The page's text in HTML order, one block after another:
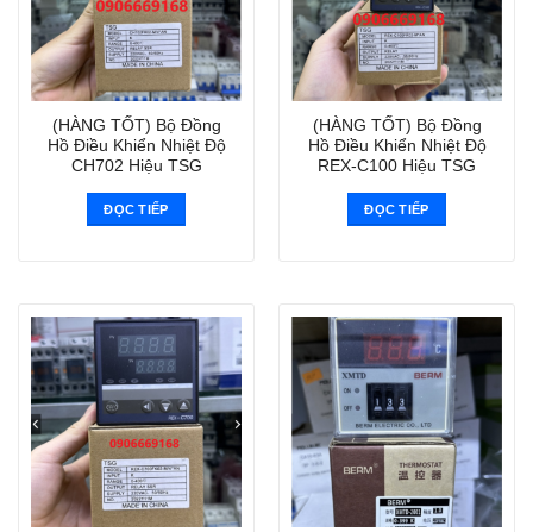
(HÀNG TỐT) Bộ Đồng
Hồ Điều Khiển Nhiệt Độ
CH702 Hiệu TSG
ĐỌC TIẾP
(HÀNG TỐT) Bộ Đồng
Hồ Điều Khiển Nhiệt Độ
REX-C100 Hiệu TSG
ĐỌC TIẾP